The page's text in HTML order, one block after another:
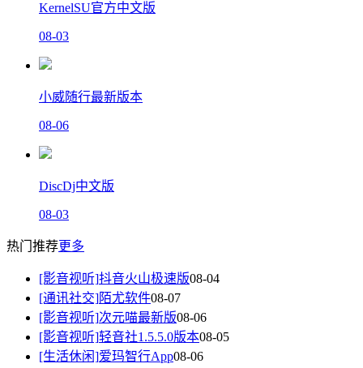
KernelSU官方中文版
08-03
小威随行最新版本
08-06
DiscDj中文版
08-03
热门推荐更多
[影音视听]抖音火山极速版08-04
[通讯社交]陌尤软件08-07
[影音视听]次元喵最新版08-06
[影音视听]轻音社1.5.5.0版本08-05
[生活休闲]爱玛智行App08-06